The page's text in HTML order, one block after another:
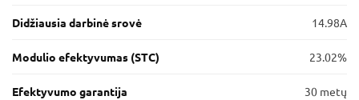
Didžiausia darbinė srovė 14.98A
Modulio efektyvumas (STC) 23.02%
Efektyvumo garantija 30 metų